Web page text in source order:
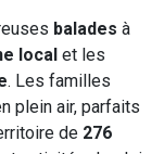
balades à
local et les
. Les familles
plein air, parfaits
de 276